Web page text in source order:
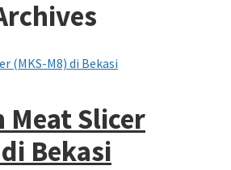
Meat Slicer
Bekasi